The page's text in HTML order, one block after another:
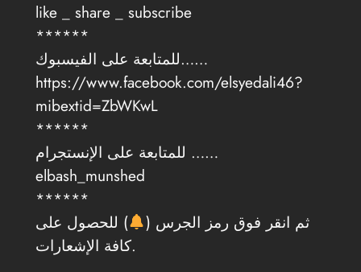
like _ share _ subscribe
******
للمتابعة على الفيسبوك……
https://www.facebook.com/elsyedali46?
mibextid=ZbWKwL
******
للمتابعة على الإنستجرام ……
elbash_munshed
******
ثم انقر فوق رمز الجرس (
) للحصول على
كافة الإشعارات.